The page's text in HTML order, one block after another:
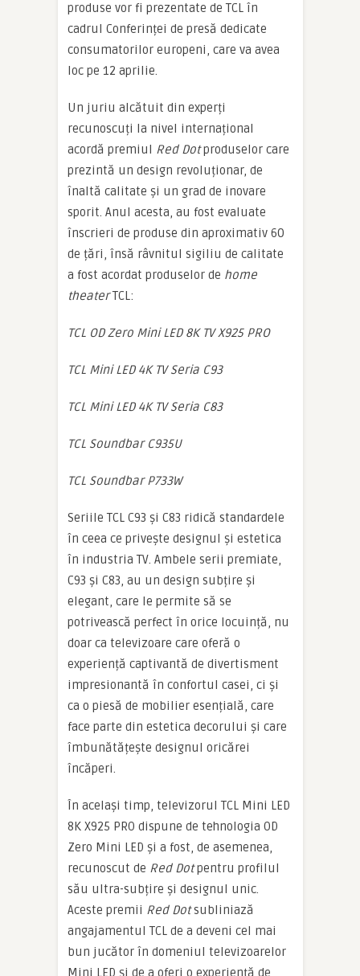
produse vor fi prezentate de TCL în
cadrul Conferinței de presă dedicate
consumatorilor europeni, care va avea
loc pe 12 aprilie.
Un juriu alcătuit din experți
recunoscuți la nivel internațional
acordă premiul Red Dotproduselor care
prezintă un design revoluționar, de
înaltă calitate și un grad de inovare
sporit. Anul acesta, au fost evaluate
înscrieri de produse din aproximativ 60
de țări, însă râvnitul sigiliu de calitate
a fost acordat produselor de home
theaterTCL:
TCL OD Zero Mini LED 8K TV X925 PRO
TCL Mini LED 4K TV Seria C93
TCL Mini LED 4K TV Seria C83
TCL Soundbar C935U
TCL Soundbar P733W
Seriile TCL C93 și C83 ridică standardele
în ceea ce privește designul și estetica
în industria TV. Ambele serii premiate,
C93 și C83, au un design subțire și
elegant, care le permite să se
potrivească perfect în orice locuință, nu
doar ca televizoare care oferă o
experiență captivantă de divertisment
impresionantă în confortul casei, ci și
ca o piesă de mobilier esențială, care
face parte din estetica decorului și care
îmbunătățește designul oricărei
încăperi.
În același timp, televizorul TCL Mini LED
8K X925 PRO dispune de tehnologia OD
Zero Mini LED și a fost, de asemenea,
recunoscut de Red Dotpentru profilul
său ultra-subțire și designul unic.
Aceste premii Red Dotsubliniază
angajamentul TCL de a deveni cel mai
bun jucător în domeniul televizoarelor
Mini LED și de a oferi o experiență de